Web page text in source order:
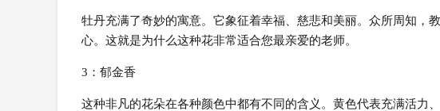
牡丹充满了奇妙的寓意。它象征着幸福、慈悲和美丽。众所周知，
心。这就是为什么这种花非常适合您最亲爱的老师。
3：郁金香
这种非凡的花朵在各种颜色中都有不同的含义。黄色代表充满活力